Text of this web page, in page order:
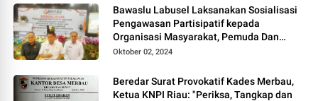
Bawaslu Labusel Laksanakan Sosialisasi
Pengawasan Partisipatif kepada
Organisasi Masyarakat, Pemuda Dan
Agama Pada pilkada Serentak 2024
Oktober 02, 2024
Beredar Surat Provokatif Kades Merbau,
Ketua KNPI Riau: "Periksa, Tangkap dan